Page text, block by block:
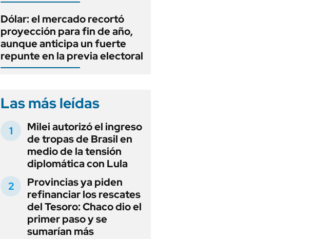
Dólar: el mercado recortó
proyección para fin de año,
aunque anticipa un fuerte
repunte en la previa electoral
Las más leídas
Milei autorizó el ingreso
de tropas de Brasil en
medio de la tensión
diplomática con Lula
Provincias ya piden
refinanciar los rescates
del Tesoro: Chaco dio el
primer paso y se
sumarían más